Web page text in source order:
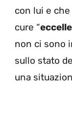
con lui e
cure “
non ci sono
sullo stato
una